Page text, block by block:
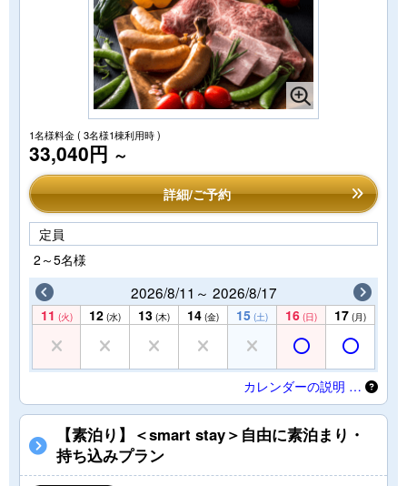
1名様料金( 3名様1棟利用時 )
33,040円 ～
詳細/ご予約
定員
2～5名様
2026/8/11～ 2026/8/17
11 (火) 12 (水) 13 (木) 14 (金) 15 (土) 16 (日) 17 (月)
カレンダーの説明 …
【素泊り】＜smart stay＞自由に素泊まり・
持ち込みプラン